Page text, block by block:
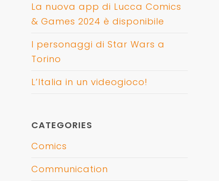
La nuova app di Lucca Comics
& Games 2024 è disponibile
I personaggi di Star Wars a
Torino
L’Italia in un videogioco!
CATEGORIES
Comics
Communication